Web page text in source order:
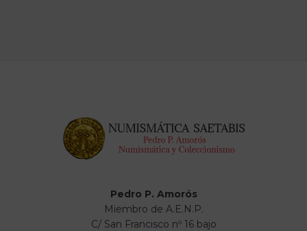
Pedro P. Amorós
Miembro de A.E.N.P.
C/ San Francisco nº 16 bajo